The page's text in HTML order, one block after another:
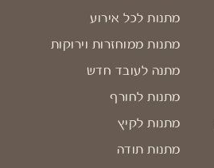
מתנות לכל אירוע
מתנות ממוחזרות וירוקות
מתנה לעובד חדש
מתנות לחורף
מתנות לקיץ
מתנות תודה